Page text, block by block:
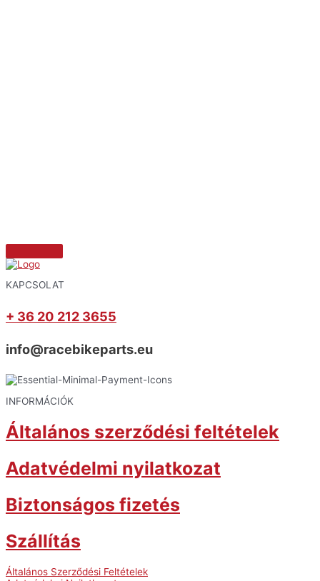
KAPCSOLAT
+ 36 20 212 3655
info@racebikeparts.eu
INFORMÁCIÓK
Általános szerződési feltételek
Adatvédelmi nyilatkozat
Biztonságos fizetés
Szállítás
Általános Szerződési Feltételek